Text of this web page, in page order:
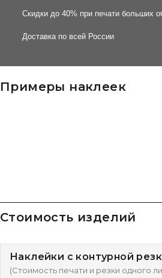
Скидки до 40% при печати больших
Доставка по всей России
Примеры наклеек
Стоимость изделий
Наклейки с контурной
(Стоимость печати и резки одного